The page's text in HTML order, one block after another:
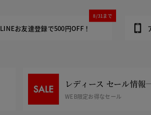
LINEお友達登録で500円OFF！
8/31まで
レディース セール情報
WEB限定お得なセール